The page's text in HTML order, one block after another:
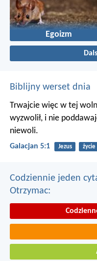
Egoizm
Biblijny werset dnia
Trwajcie więc w tej
wyzwolił, i nie
niewoli.
Galacjan 5:1 Jezus życie
Codziennie jeden
Otrzymac: